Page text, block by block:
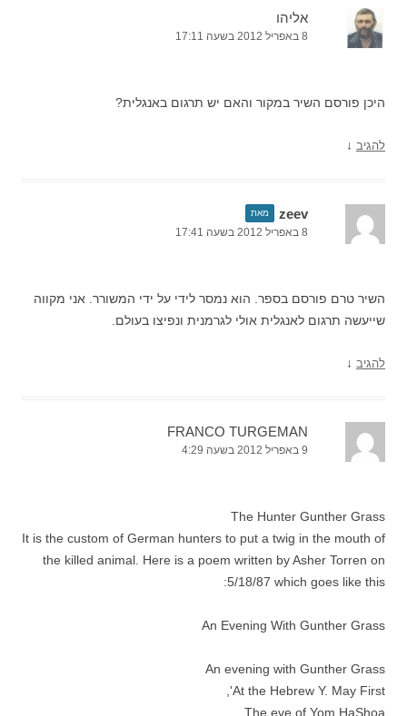
אליהו
8 באפריל 2012 בשעה 17:11
היכן פורסם השיר במקור והאם יש תרגום באנגלית?
להגיב ↓
zeev מאת
8 באפריל 2012 בשעה 17:41
השיר טרם פורסם בספר. הוא נמסר לידי על ידי המשורר. אני מקווה
שייעשה תרגום לאנגלית אולי לגרמנית ונפיצו בעולם.
להגיב ↓
FRANCO TURGEMAN
9 באפריל 2012 בשעה 4:29
The Hunter Gunther Grass
It is the custom of German hunters to put a twig in the mouth of
the killed animal. Here is a poem written by Asher Torren on
5/18/87 which goes like this:
An Evening With Gunther Grass
An evening with Gunther Grass
At the Hebrew Y. May First',
The eve of Yom HaShoa.